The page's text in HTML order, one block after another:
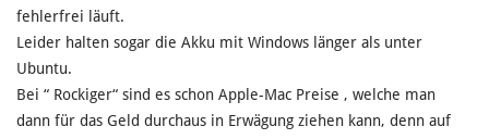
fehlerfrei läuft.
Leider halten sogar die Akku mit Windows länger als unter
Ubuntu.
Bei “ Rockiger“ sind es schon Apple-Mac Preise , welche man
dann für das Geld durchaus in Erwägung ziehen kann, denn auf